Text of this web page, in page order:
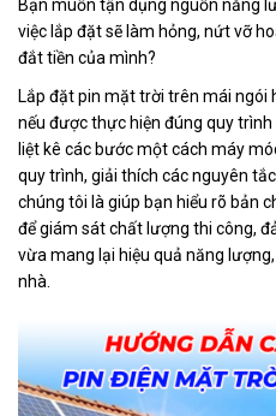
Bạn muốn tận dụng nguồn năng
việc lắp đặt sẽ làm hỏng, nứt vỡ
đắt tiền của mình?
Lắp đặt pin mặt trời trên mái ngói
nếu được thực hiện đúng quy
liệt kê các bước một cách máy
quy trình, giải thích các nguyên
chúng tôi là giúp bạn hiểu rõ bản
để giám sát chất lượng thi công,
vừa mang lại hiệu quả năng
nhà.